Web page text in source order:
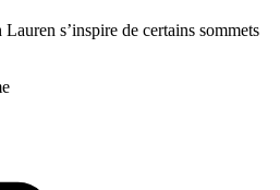
s’inspire de certains sommets